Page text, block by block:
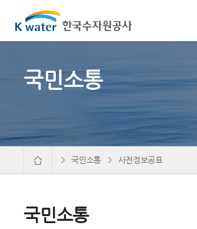
국민소통
국민소통
국민소통 사전정보공표